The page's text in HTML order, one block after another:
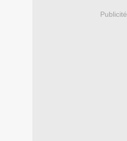
Publicité